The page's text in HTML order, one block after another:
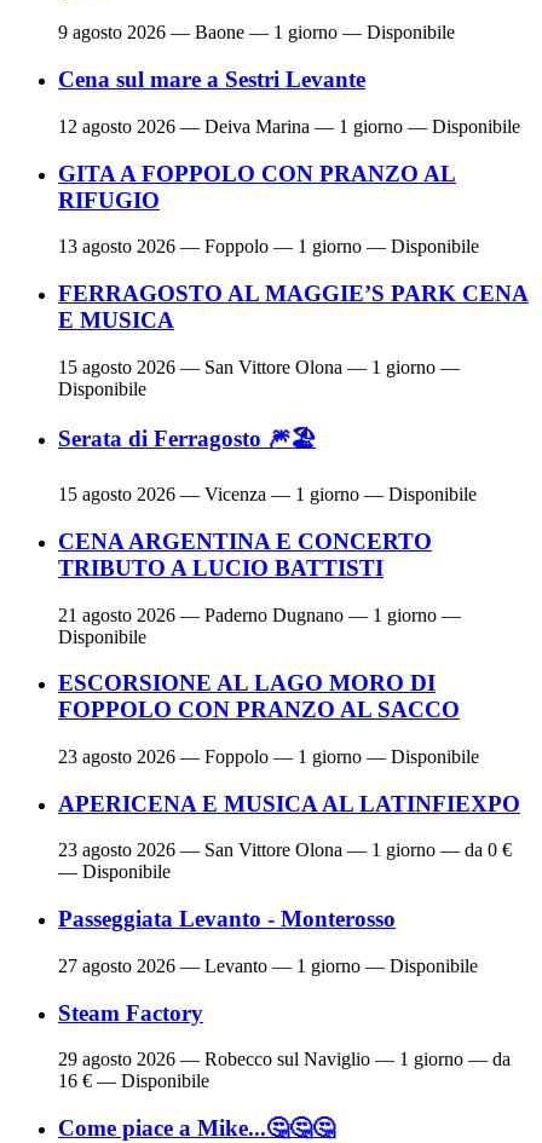
9 agosto 2026 — Baone — 1 giorno — Disponibile
Cena sul mare a Sestri Levante
12 agosto 2026 — Deiva Marina — 1 giorno — Disponibile
GITA A FOPPOLO CON PRANZO AL
RIFUGIO
13 agosto 2026 — Foppolo — 1 giorno — Disponibile
FERRAGOSTO AL MAGGIE’S PARK CENA
E MUSICA
15 agosto 2026 — San Vittore Olona — 1 giorno —
Disponibile
Serata di Ferragosto 🎆🏖
15 agosto 2026 — Vicenza — 1 giorno — Disponibile
CENA ARGENTINA E CONCERTO
TRIBUTO A LUCIO BATTISTI
21 agosto 2026 — Paderno Dugnano — 1 giorno —
Disponibile
ESCORSIONE AL LAGO MORO DI
FOPPOLO CON PRANZO AL SACCO
23 agosto 2026 — Foppolo — 1 giorno — Disponibile
APERICENA E MUSICA AL LATINFIEXPO
23 agosto 2026 — San Vittore Olona — 1 giorno — da 0 €
— Disponibile
Passeggiata Levanto - Monterosso
27 agosto 2026 — Levanto — 1 giorno — Disponibile
Steam Factory
29 agosto 2026 — Robecco sul Naviglio — 1 giorno — da
16 € — Disponibile
Come piace a Mike...🤔🤔🤔